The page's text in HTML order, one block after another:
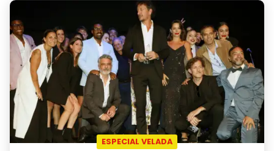
ESPECIAL VELADA